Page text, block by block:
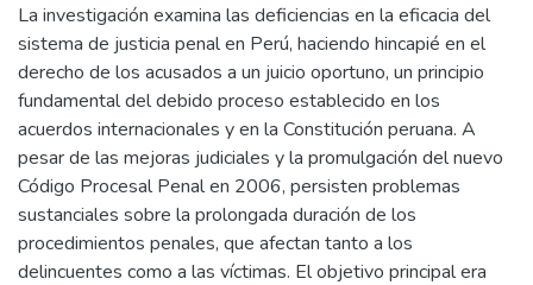
La investigación examina las deficiencias en la eficacia del
sistema de justicia penal en Perú, haciendo hincapié en el
derecho de los acusados a un juicio oportuno, un principio
fundamental del debido proceso establecido en los
acuerdos internacionales y en la Constitución peruana. A
pesar de las mejoras judiciales y la promulgación del nuevo
Código Procesal Penal en 2006, persisten problemas
sustanciales sobre la prolongada duración de los
procedimientos penales, que afectan tanto a los
delincuentes como a las víctimas. El objetivo principal era